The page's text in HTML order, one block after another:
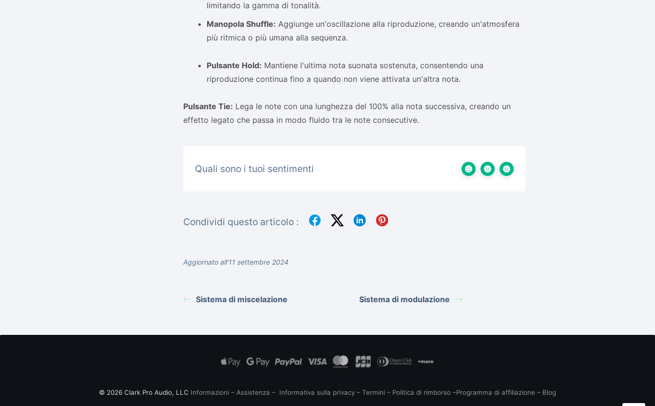
limitando la gamma di tonalità.
Manopola Shuffle: Aggiunge un'oscillazione alla riproduzione, creando un'atmosfera
più ritmica o più umana alla sequenza.
Pulsante Hold: Mantiene l'ultima nota suonata sostenuta, consentendo una
riproduzione continua fino a quando non viene attivata un'altra nota.
Pulsante Tie: Lega le note con una lunghezza del 100% alla nota successiva, creando un
effetto legato che passa in modo fluido tra le note consecutive.
Quali sono i tuoi sentimenti
Condividi questo articolo :
Aggiornato all'11 settembre 2024
Sistema di miscelazione Sistema di modulazione
© 2026 Clark Pro Audio, LLC Informazioni – Assistenza – Informativa sulla privacy – Termini – Politica di rimborso –Programma di affiliazione – Blog